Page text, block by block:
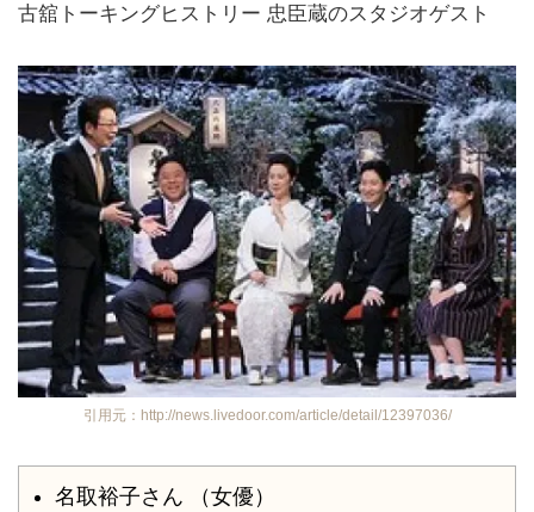
古舘トーキングヒストリー 忠臣蔵のスタジオゲスト
引用元：http://news.livedoor.com/article/detail/12397036/
名取裕子さん （女優）